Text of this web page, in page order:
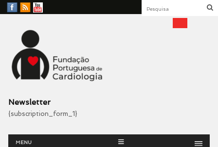
Facebook
RSS
YouTube
Fundação Portuguesa
Cardiologia
Newsletter
{subscription_form_1}
Menu
MENU